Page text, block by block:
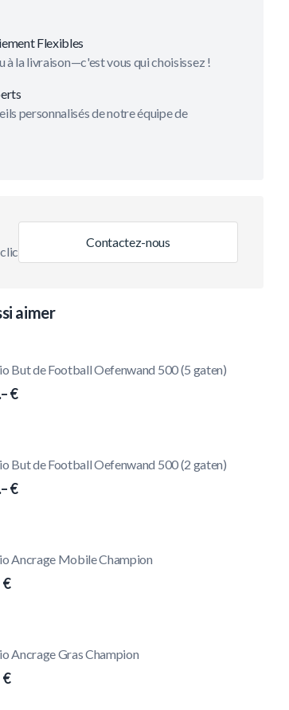
Flexibles
à la livraison—c'est vous qui choisissez !
personnalisés de notre équipe de
Contactez-nous
aimer
But de Football Oefenwand 500 (5 gaten)
€
But de Football Oefenwand 500 (2 gaten)
€
Ancrage Mobile Champion
€
Ancrage Gras Champion
€